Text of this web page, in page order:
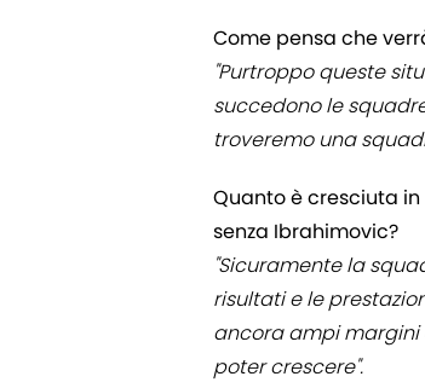
Come pensa che
"Purtroppo queste
succedono le
troveremo una
Quanto è cresciuta
senza Ibrahimovic?
"Sicuramente la
risultati e le
ancora ampi
poter crescere".